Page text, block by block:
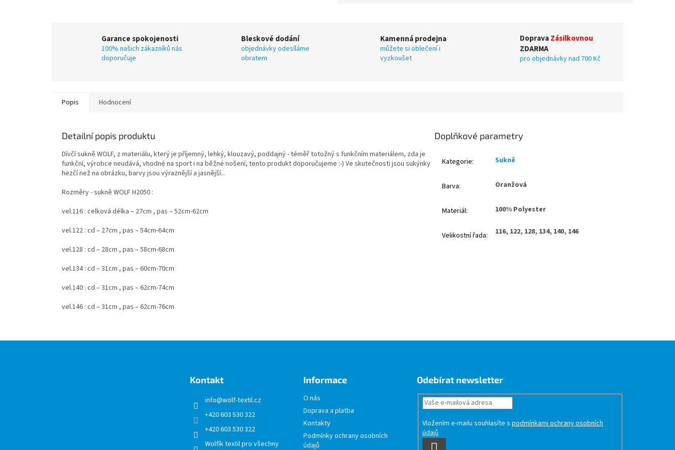
Garance spokojenosti
100% našich zákazníků nás
doporučuje
Bleskové dodání
objednávky odesíláme
obratem
Kamenná prodejna
můžete si oblečení i
vyzkoušet
DopravaZásilkovnou
ZDARMA
pro objednávky nad 700 Kč
Popis Hodnocení
Detailní popis produktu
Dívčí sukně WOLF, z materiálu, který je příjemný, lehký, klouzavý, poddajný - téměř totožný s funkčním materiálem, zda je
funkční, výrobce neudává, vhodné na sport i na běžné nošení, tento produkt doporučujeme :-) Ve skutečnosti jsou sukýnky
hezčí než na obrázku, barvy jsou výraznější a jasnější...
Rozměry - sukně WOLF H2050 :
vel.116 : celková délka – 27cm , pas – 52cm-62cm
vel.122 : cd – 27cm , pas – 54cm-64cm
vel.128 : cd – 28cm , pas – 58cm-68cm
vel.134 : cd – 31cm , pas – 60cm-70cm
vel.140 : cd – 31cm , pas – 62cm-74cm
vel.146 : cd – 31cm , pas – 62cm-76cm
Doplňkové parametry
Kategorie: Sukně
Barva: Oranžová
Materiál: 100% Polyester
Velikostní řada: 116, 122, 128, 134, 140, 146
Kontakt
info@wolf-textil.cz
+420 603 530 322
+420 603 530 322
Wolfík textil pro všechny
Informace
O nás
Doprava a platba
Kontakty
Podmínky ochrany osobních
údajů
Odebírat newsletter
Vložením e-mailu souhlasíte spodmínkami ochrany osobních
údajů